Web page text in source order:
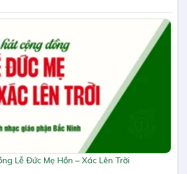
Lễ Đức Mẹ Hồn – Xác Lên Trời